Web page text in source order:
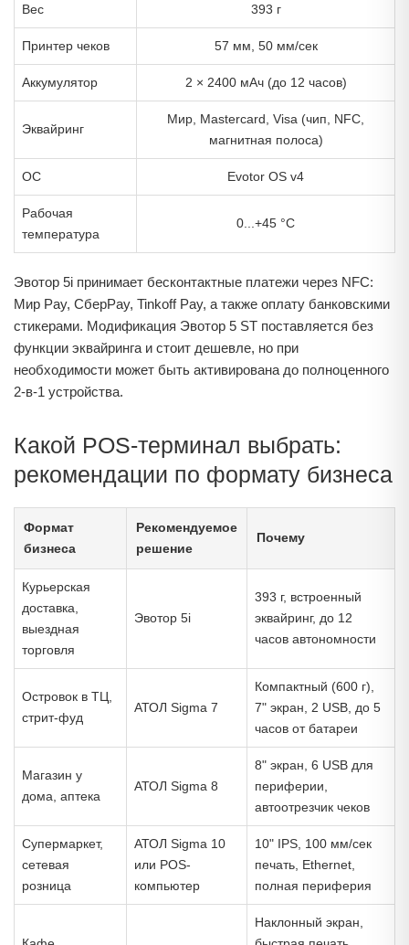
Вес 393 г
Принтер чеков 57 мм, 50 мм/сек
Аккумулятор 2 × 2400 мАч (до 12 часов)
Эквайринг
Мир, Mastercard, Visa (чип, NFC,
магнитная полоса)
ОС Evotor OS v4
Рабочая
температура
0...+45 °C
Эвотор 5i принимает бесконтактные платежи через NFC:
Мир Pay, СберPay, Tinkoff Pay, а также оплату банковскими
стикерами. Модификация Эвотор 5 ST поставляется без
функции эквайринга и стоит дешевле, но при
необходимости может быть активирована до полноценного
2-в-1 устройства.
Какой POS-терминал выбрать:
рекомендации по формату бизнеса
Формат
бизнеса
Рекомендуемое
решение
Почему
Курьерская
доставка,
выездная
торговля
Эвотор 5i
393 г, встроенный
эквайринг, до 12
часов автономности
Островок в ТЦ,
стрит-фуд
АТОЛ Sigma 7
Компактный (600 г),
7" экран, 2 USB, до 5
часов от батареи
Магазин у
дома, аптека
АТОЛ Sigma 8
8" экран, 6 USB для
периферии,
автоотрезчик чеков
Супермаркет,
сетевая
розница
АТОЛ Sigma 10
или POS-
компьютер
10" IPS, 100 мм/сек
печать, Ethernet,
полная периферия
Наклонный экран,